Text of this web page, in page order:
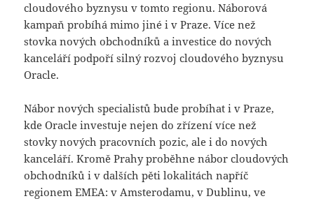
cloudového byznysu v tomto regionu. Náborová
kampaň probíhá mimo jiné i v Praze. Více než
stovka nových obchodníků a investice do nových
kanceláří podpoří silný rozvoj cloudového byznysu
Oracle.
Nábor nových specialistů bude probíhat i v Praze,
kde Oracle investuje nejen do zřízení více než
stovky nových pracovních pozic, ale i do nových
kanceláří. Kromě Prahy proběhne nábor cloudových
obchodníků i v dalších pěti lokalitách napříč
regionem EMEA: v Amsterodamu, v Dublinu, ve